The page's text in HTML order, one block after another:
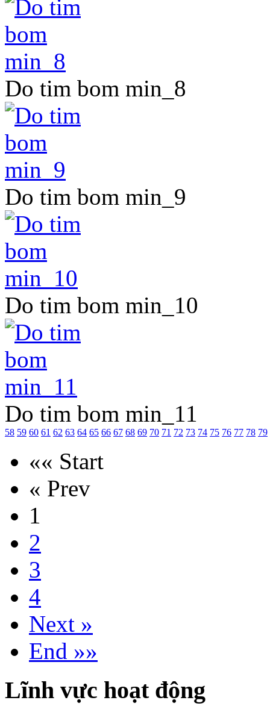
Do tim bom min_8
Do tim bom min_9
Do tim bom min_10
Do tim bom min_11
58 59 60 61 62 63 64 65 66 67 68 69 70 71 72 73 74 75 76 77 78 79
«« Start
« Prev
1
2
3
4
Next »
End »»
Lĩnh vực hoạt động